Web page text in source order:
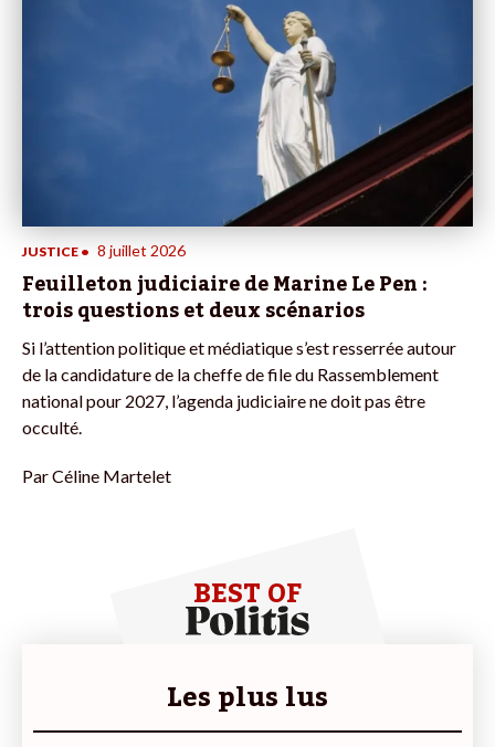
JUSTICE • 8 juillet 2026
Feuilleton judiciaire de Marine Le Pen :
trois questions et deux scénarios
Si l’attention politique et médiatique s’est resserrée autour
de la candidature de la cheffe de file du Rassemblement
national pour 2027, l’agenda judiciaire ne doit pas être
occulté.
ParCéline Martelet
BEST OF
Les plus lus